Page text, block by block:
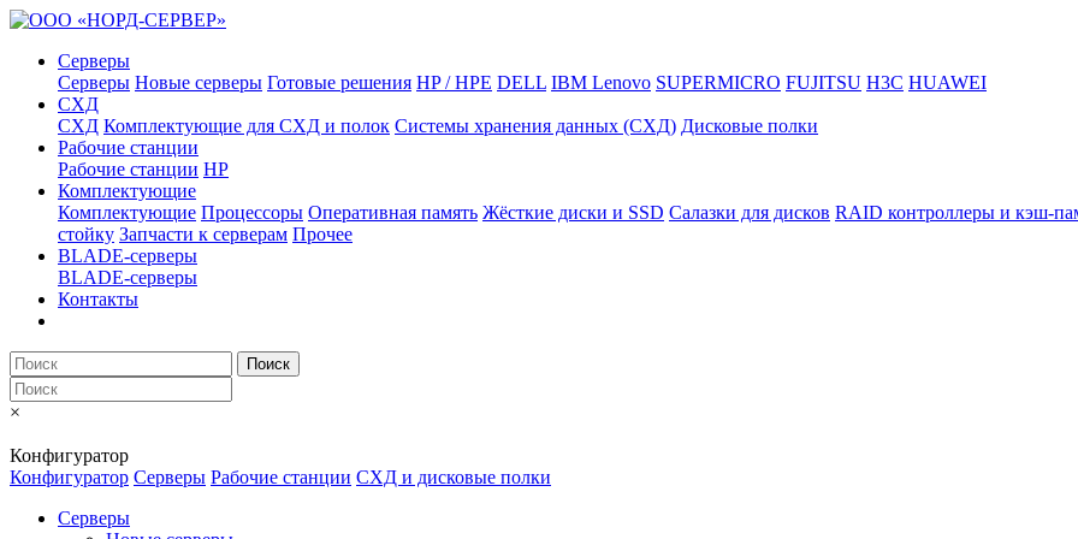
Серверы
Серверы Новые серверы Готовые решения HP / HPE DELL IBM Lenovo SUPERMICRO FUJITSU H3C HUAWEI
СХД
СХД Комплектующие для СХД и полок Системы хранения данных (СХД) Дисковые полки
Рабочие станции
Рабочие станции HP
Комплектующие
Комплектующие Процессоры Оперативная память Жёсткие диски и SSD Салазки для дисков RAID контроллеры и кэш-
стойку Запчасти к серверам Прочее
BLADE-серверы
BLADE-серверы
Контакты
Поиск
×
Конфигуратор
Конфигуратор Серверы Рабочие станции СХД и дисковые полки
Серверы